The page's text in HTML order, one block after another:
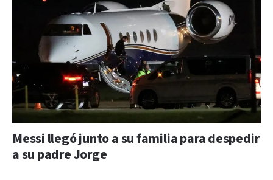
Messi llegó junto a su familia para despedir
a su padre Jorge